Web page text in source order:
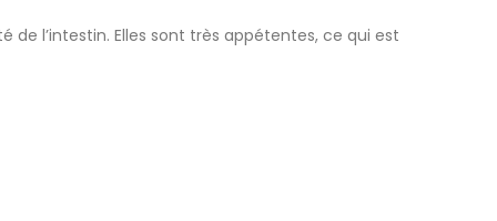
l’intestin. Elles sont très appétentes, ce qui est